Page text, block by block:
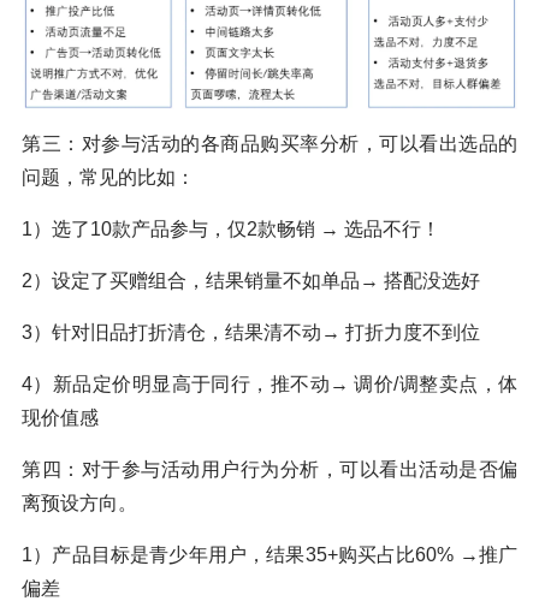
第三：对参与活动的各商品购买率分析，可以看出选品的
问题，常见的比如：
1）选了10款产品参与，仅2款畅销 → 选品不行！
2）设定了买赠组合，结果销量不如单品→ 搭配没选好
3）针对旧品打折清仓，结果清不动→ 打折力度不到位
4）新品定价明显高于同行，推不动→ 调价/调整卖点，体
现价值感
第四：对于参与活动用户行为分析，可以看出活动是否偏
离预设方向。
1）产品目标是青少年用户，结果35+购买占比60% →推广
偏差